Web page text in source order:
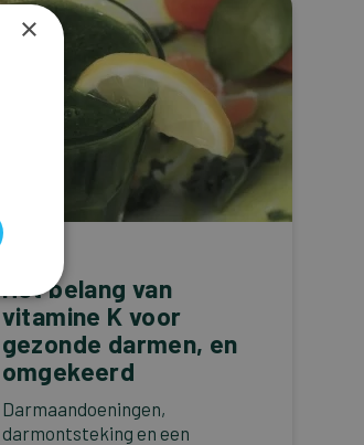
Het belang van
vitamine K voor
gezonde darmen, en
omgekeerd
Darmaandoeningen,
darmontsteking en een
×